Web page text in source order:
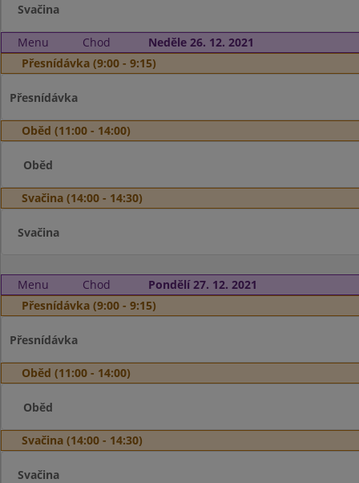
Svačina
Menu Chod
Neděle 26. 12. 2021
Přesnídávka (9:00 - 9:15)
Přesnídávka
Oběd (11:00 - 14:00)
Oběd
Svačina (14:00 - 14:30)
Svačina
Menu Chod
Pondělí 27. 12. 2021
Přesnídávka (9:00 - 9:15)
Přesnídávka
Oběd (11:00 - 14:00)
Oběd
Svačina (14:00 - 14:30)
Svačina